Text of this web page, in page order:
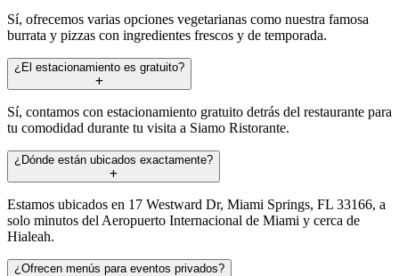
Sí, ofrecemos varias opciones vegetarianas como nuestra famosa
burrata y pizzas con ingredientes frescos y de temporada.
¿El estacionamiento es gratuito?
Sí, contamos con estacionamiento gratuito detrás del restaurante para
tu comodidad durante tu visita a Siamo Ristorante.
¿Dónde están ubicados exactamente?
Estamos ubicados en 17 Westward Dr, Miami Springs, FL 33166, a
solo minutos del Aeropuerto Internacional de Miami y cerca de
Hialeah.
¿Ofrecen menús para eventos privados?